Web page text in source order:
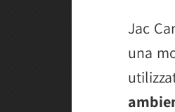
Jac
una